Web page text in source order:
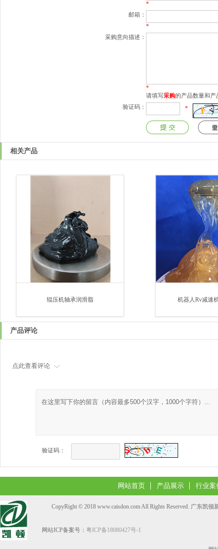
*
邮箱：
*
采购意向描述：
*
请填写采购的产品数量和产
验证码：
*
相关产品
辊压机轴承润滑脂 机器人Rv减速
产品评论
点此查看评论
验证码：
网站首页 产品展示 行业案
CopyRight © 2018 www.caisdon.com All Rights Reserved. 广东凯
网站ICP备案号： 粤ICP备18080427号-1